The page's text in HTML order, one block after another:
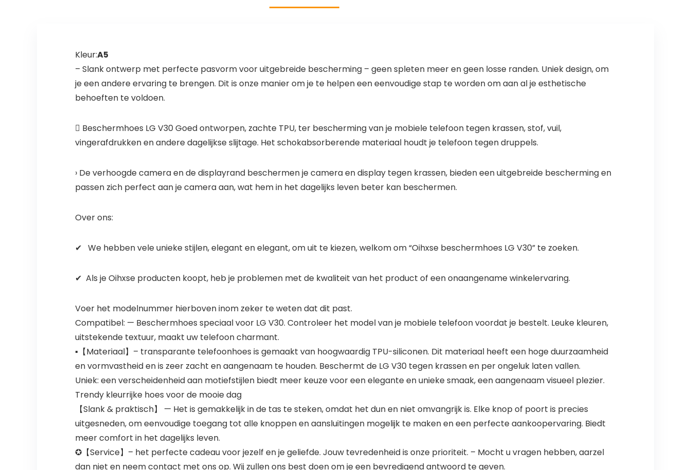
Kleur:A5
– Slank ontwerp met perfecte pasvorm voor uitgebreide bescherming – geen spleten meer en geen losse randen. Uniek design, om
je een andere ervaring te brengen. Dit is onze manier om je te helpen een eenvoudige stap te worden om aan al je esthetische
behoeften te voldoen.
 Beschermhoes LG V30 Goed ontworpen, zachte TPU, ter bescherming van je mobiele telefoon tegen krassen, stof, vuil,
vingerafdrukken en andere dagelijkse slijtage. Het schokabsorberende materiaal houdt je telefoon tegen druppels.
› De verhoogde camera en de displayrand beschermen je camera en display tegen krassen, bieden een uitgebreide bescherming en
passen zich perfect aan je camera aan, wat hem in het dagelijks leven beter kan beschermen.
Over ons:
✔ ️ ️ We hebben vele unieke stijlen, elegant en elegant, om uit te kiezen, welkom om “Oihxse beschermhoes LG V30” te zoeken.
✔ ️ Als je Oihxse producten koopt, heb je problemen met de kwaliteit van het product of een onaangename winkelervaring.
Voer het modelnummer hierboven inom zeker te weten dat dit past.
Compatibel: — Beschermhoes speciaal voor LG V30. Controleer het model van je mobiele telefoon voordat je bestelt. Leuke kleuren,
uitstekende textuur, maakt uw telefoon charmant.
▪【Materiaal】– transparante telefoonhoes is gemaakt van hoogwaardig TPU-siliconen. Dit materiaal heeft een hoge duurzaamheid
en vormvastheid en is zeer zacht en aangenaam te houden. Beschermt de LG V30 tegen krassen en per ongeluk laten vallen.
Uniek: een verscheidenheid aan motiefstijlen biedt meer keuze voor een elegante en unieke smaak, een aangenaam visueel plezier.
Trendy kleurrijke hoes voor de mooie dag
【Slank & praktisch】 — Het is gemakkelijk in de tas te steken, omdat het dun en niet omvangrijk is. Elke knop of poort is precies
uitgesneden, om eenvoudige toegang tot alle knoppen en aansluitingen mogelijk te maken en een perfecte aankoopervaring. Biedt
meer comfort in het dagelijks leven.
✪【Service】– het perfecte cadeau voor jezelf en je geliefde. Jouw tevredenheid is onze prioriteit. – Mocht u vragen hebben, aarzel
dan niet en neem contact met ons op. Wij zullen ons best doen om je een bevredigend antwoord te geven.